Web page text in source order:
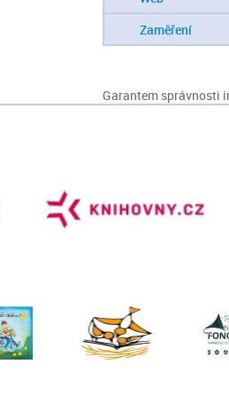
Zaměření
Garantem správnosti